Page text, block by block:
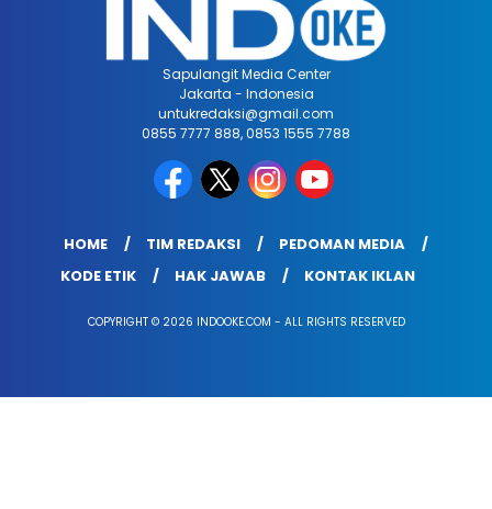
Sapulangit Media Center
Jakarta - Indonesia
untukredaksi@gmail.com
0855 7777 888, 0853 1555 7788
HOME TIM REDAKSI
PEDOMAN MEDIA
KODE ETIK
HAK JAWAB KONTAK IKLAN
COPYRIGHT © 2026 INDOOKE.COM - ALL RIGHTS RESERVED